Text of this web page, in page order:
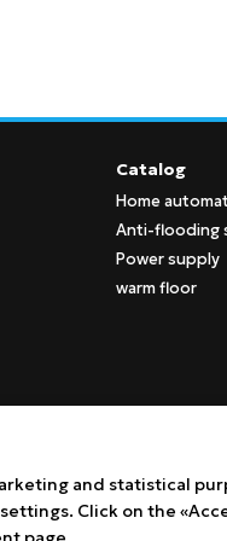
Catalog
Home
Anti-flooding
Power supply
warm floor
and statistical
Click on the